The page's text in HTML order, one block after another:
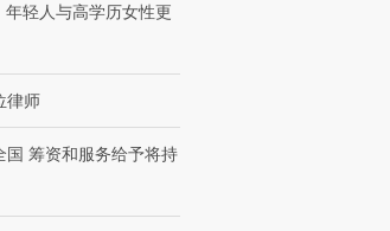
年轻人与高学历女性更
律师
国 筹资和服务给予将持